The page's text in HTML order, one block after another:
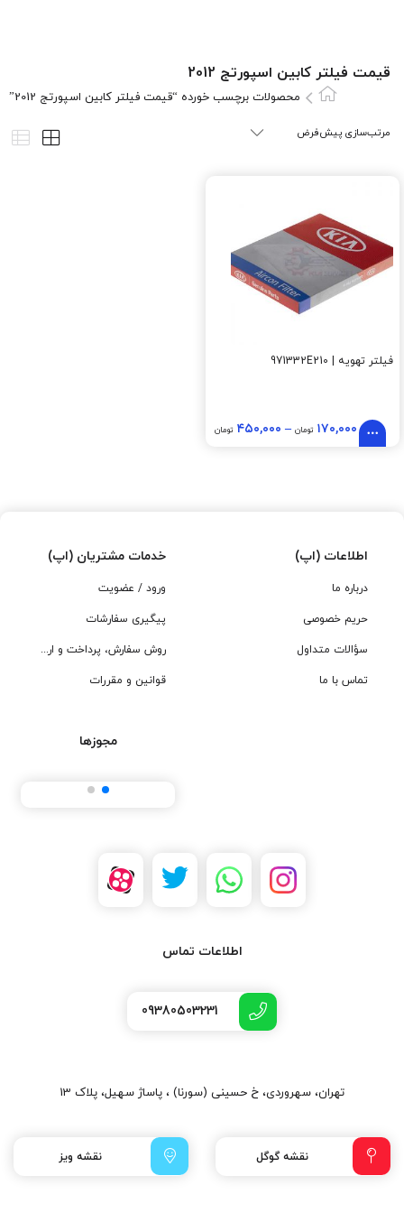
قیمت فیلتر کابین اسپورتج 2012
محصولات برچسب خورده “قیمت فیلتر کابین اسپورتج 2012”
فیلتر تهویه | 971332E210
۱۷۰,۰۰۰ تومان– ۴۵۰,۰۰۰ تومان
اطلاعات (اپ)
درباره ما
حریم خصوصی
سؤالات متداول
تماس با ما
خدمات مشتریان (اپ)
ورود / عضویت
پیگیری سفارشات
روش سفارش، پرداخت و ارسال
قوانین و مقررات
مجوزها
اطلاعات تماس
09380503231
تهران، سهروردی، خ حسینی (سورنا) ، پاساژ سهیل، پلاک 13
نقشه گوگل نقشه ویز